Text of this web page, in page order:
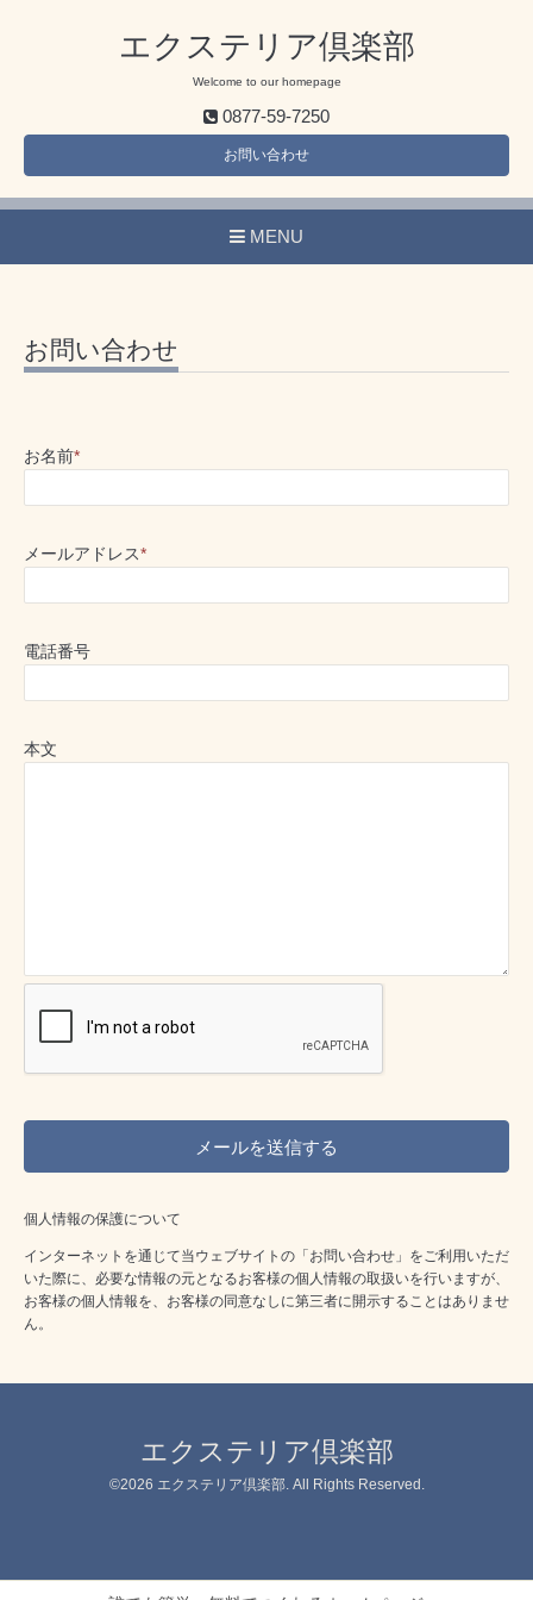
エクステリア倶楽部
Welcome to our homepage
0877-59-7250
お問い合わせ
MENU
お問い合わせ
お名前*
メールアドレス*
電話番号
本文
個人情報の保護について
インターネットを通じて当ウェブサイトの「お問い合わせ」をご利用いただ
いた際に、必要な情報の元となるお客様の個人情報の取扱いを行いますが、
お客様の個人情報を、お客様の同意なしに第三者に開示することはありませ
ん。
エクステリア倶楽部
©2026 エクステリア倶楽部. All Rights Reserved.